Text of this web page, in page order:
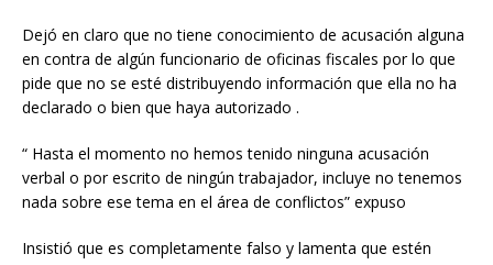
Dejó en claro que no tiene conocimiento de acusación alguna
en contra de algún funcionario de oficinas fiscales por lo que
pide que no se esté distribuyendo información que ella no ha
declarado o bien que haya autorizado .
“ Hasta el momento no hemos tenido ninguna acusación
verbal o por escrito de ningún trabajador, incluye no tenemos
nada sobre ese tema en el área de conflictos” expuso
Insistió que es completamente falso y lamenta que estén